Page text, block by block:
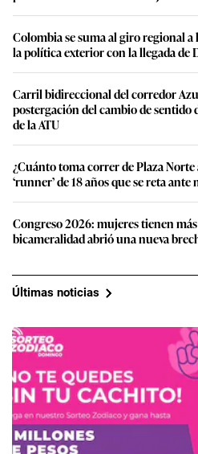
Colombia se suma al giro regional
la política exterior con la llegada de
Carril bidireccional del corredor
postergación del cambio de sentido
de la ATU
¿Cuánto toma correr de Plaza
‘runner’ de 18 años que se reta
Congreso 2026: mujeres tienen
bicameralidad abrió una nueva
Últimas noticias